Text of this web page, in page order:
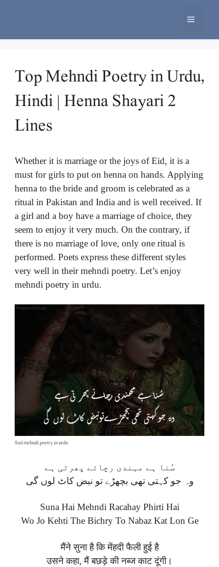
Menu
Top Mehndi Poetry in Urdu,
Hindi | Henna Shayari 2
Lines
Whether it is marriage or the joys of Eid, it is a
must for girls to put on henna on hands. Applying
henna to the bride and groom is celebrated as a
ritual in Pakistan and India and is well received. If
a girl and a boy have a marriage of choice, they
seem to enjoy it very much. On the contrary, if
there is no marriage of love, only one ritual is
performed. Poets express these different styles
very well in their mehndi poetry. Let’s enjoy
mehndi poetry in urdu.
Sad mehndi poetry in urdu
سُنا ہے مہندی رچائے پھرتی ہے
وہ جو کہتی تھی بچھڑے تو نبض کاٹ لوں گی
Suna Hai Mehndi Racahay Phirti Hai
Wo Jo Kehti The Bichry To Nabaz Kat Lon Ge
मैंने सुना है कि मेंहदी फैली हुई है
उसने कहा, मैं बछड़े की नब्ज काट दूंगी।